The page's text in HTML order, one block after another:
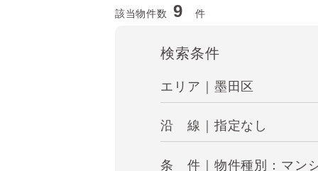
該当物件数 9 件
検索条件
エリア｜墨田区
沿 線｜指定なし
条 件｜物件種別：マン